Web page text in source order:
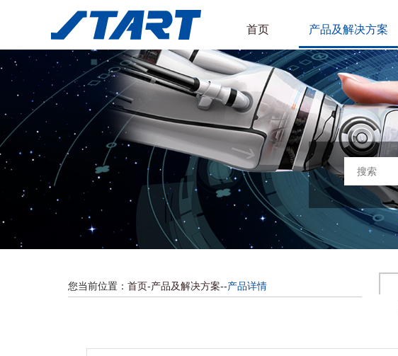
首页 产品及解决方案
您当前位置： 首页-产品及解决方案--产品详情